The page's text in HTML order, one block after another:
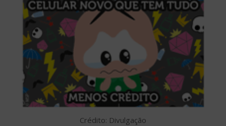
Crédito: Divulgação